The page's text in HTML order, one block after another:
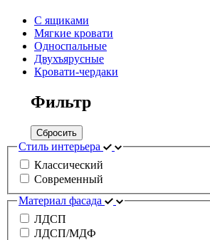
С ящиками
Мягкие кровати
Односпальные
Двухъярусные
Кровати-чердаки
Фильтр
Сбросить
Стиль интерьера
Классический
Современный
Материал фасада
ЛДСП
ЛДСП/МДФ